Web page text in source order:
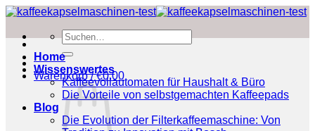
Zum
springen
Suchen
nach:
Warenkorb /€0.00
Home
Wissenswertes
Kaffeevollautomaten für Haushalt & Büro
Die Vorteile von selbstgemachten Kaffeepads
Blog
Die Evolution der Filterkaffeemaschine: Von